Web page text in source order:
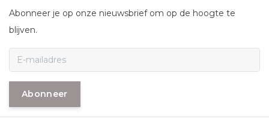
Abonneer je op onze nieuwsbrief om op de hoogte te
blijven.
Abonneer